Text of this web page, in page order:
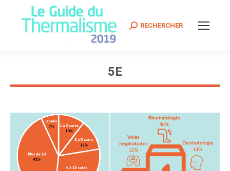
Search:
RECHERCHER
5E
Vous êtes ici :